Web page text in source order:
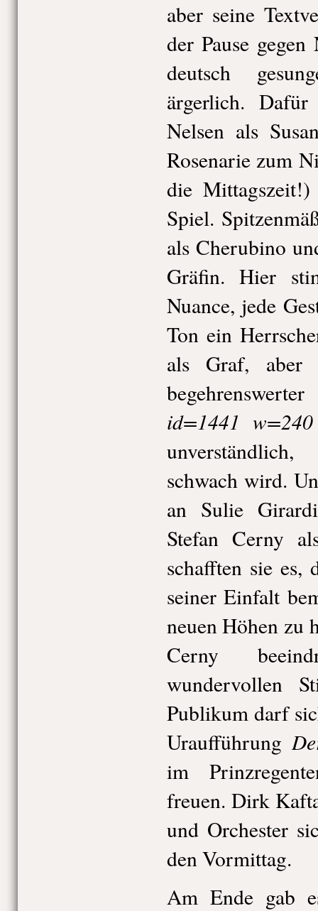
aber seine
der Pause
deutsch
ärgerlich.
Nelsen als
Rosenarie zum
die Mittagszeit!)
Spiel.
als Cherubino
Gräfin. Hier
Nuance, jede
Ton ein
als Graf, aber
id=1441
schwach wird.
an Sulie
Stefan Cerny
schafften sie es,
seiner Einfalt
neuen Höhen zu
Cerny
wundervollen
Publikum darf
Uraufführung
im
freuen. Dirk
und Orchester
den Vormittag.
Am Ende gab